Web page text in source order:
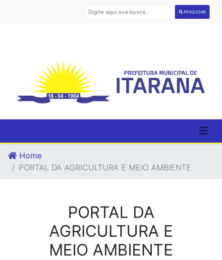
PESQUISAR
Home
PORTAL DA AGRICULTURA E MEIO AMBIENTE
PORTAL DA
AGRICULTURA E
MEIO AMBIENTE